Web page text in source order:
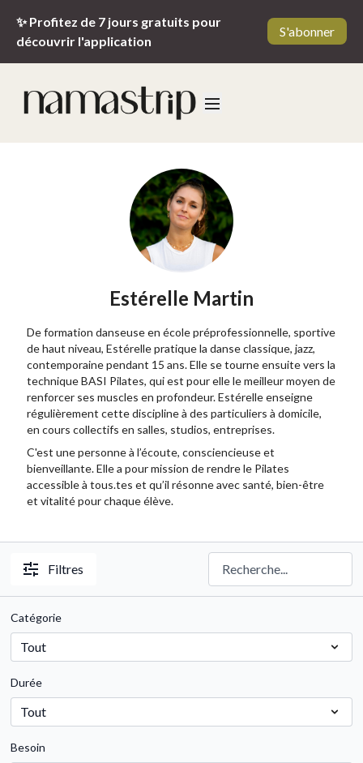
✨ Profitez de 7 jours gratuits pour
découvrir l'application
S'abonner
Estérelle Martin
De formation danseuse en école préprofessionnelle, sportive
de haut niveau, Estérelle pratique la danse classique, jazz,
contemporaine pendant 15 ans. Elle se tourne ensuite vers la
technique BASI Pilates, qui est pour elle le meilleur moyen de
renforcer ses muscles en profondeur. Estérelle enseigne
régulièrement cette discipline à des particuliers à domicile,
en cours collectifs en salles, studios, entreprises.
C'est une personne à l’écoute, consciencieuse et
bienveillante. Elle a pour mission de rendre le Pilates
accessible à tous.tes et qu’il résonne avec santé, bien-être
et vitalité pour chaque élève.
Filtres
Catégorie
Durée
Besoin